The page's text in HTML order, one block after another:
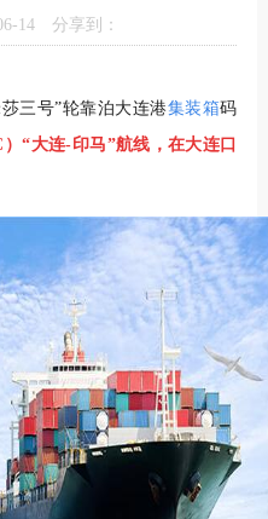
14 分享到：
三号”轮靠泊大连港集装箱码
“大连-印马”航线，在大连口